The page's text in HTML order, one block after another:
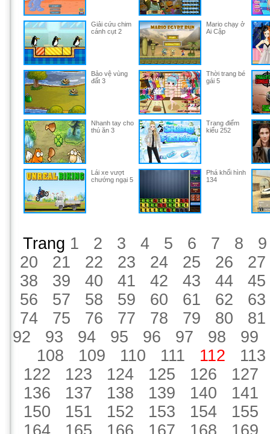
Giải cứu chim
cánh cụt 2
Mario chạy ở
Ai Cập
Bảo vệ vùng
đất 3
Thời trang bé
gái 5
Nhanh tay cho
thú ăn 3
Trang điểm
kiểu 252
Lái xe vượt
chướng ngại 5
Phá khối hình
134
Trang 1 2 3 4 5 6 7 8
9
20
21 22 23 24 25 26
27
38
39 40 41 42 43 44
45
56
57 58 59 60 61 62
63
74
75 76 77 78 79 80
81
92
93 94 95 96 97 98
99
108
109 110 111 112
113
122
123 124 125 126
127
136
137 138 139 140
141
150
151 152 153 154
155
164
165 166 167 168
169